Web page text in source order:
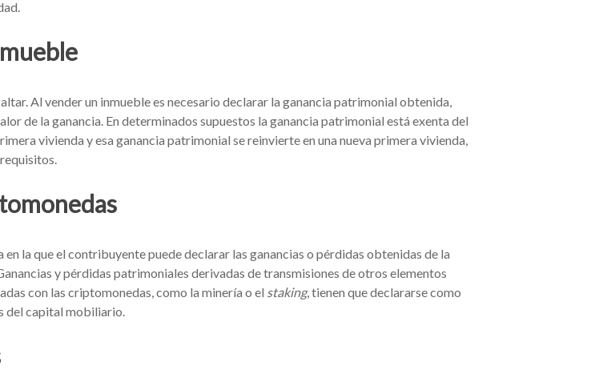
Al vender un inmueble es necesario declarar la ganancia patrimonial obtenida,
de la ganancia. En determinados supuestos la ganancia patrimonial está exenta del
vivienda y esa ganancia patrimonial se reinvierte en una nueva primera vivienda,
la que el contribuyente puede declarar las ganancias o pérdidas obtenidas de la
y pérdidas patrimoniales derivadas de transmisiones de otros elementos
con las criptomonedas, como la minería o el staking, tienen que declararse como
del capital mobiliario.